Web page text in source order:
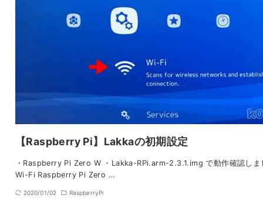
【Raspberry Pi】Lakkaの初期設定
・Raspberry Pi Zero W ・Lakka-RPi.arm-2.3.1.img で動作確認しま
Wi-Fi Raspberry Pi Zero …
2020/01/02 RaspberryPi